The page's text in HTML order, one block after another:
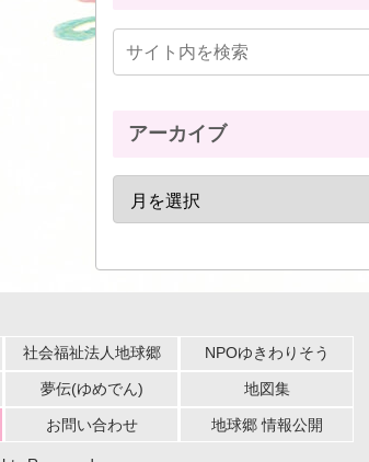
アーカイブ
社会福祉法人地球郷 NPOゆきわりそう
夢伝(ゆめでん) 地図集
お問い合わせ 地球郷 情報公開